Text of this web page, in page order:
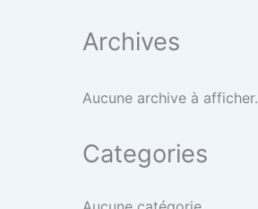
Archives
Aucune archive à afficher.
Categories